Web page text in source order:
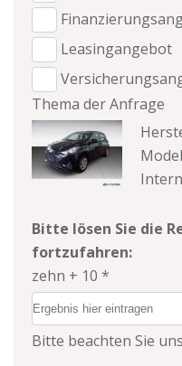
Leasingangebot
Thema der Anfrage
Bitte lösen Sie die
fortzufahren:
zehn + 10 *
Bitte beachten Sie